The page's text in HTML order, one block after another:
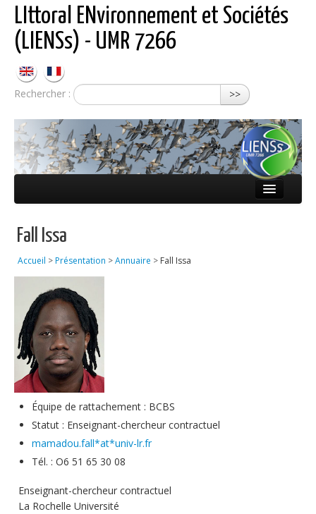
LIttoral ENvironnement et Sociétés
(LIENSs) - UMR 7266
Rechercher : >>
Équipes
Publications
Soutien technique
Données
Emplois/Stages/Formations
Science pour tou·te·s
Actualités
Fall Issa
Accueil >Présentation >Annuaire > Fall Issa
Équipe de rattachement : BCBS
Statut : Enseignant-chercheur contractuel
mamadou.fall*at*univ-lr.fr
Tél. : O6 51 65 30 08
Enseignant-chercheur contractuel
La Rochelle Université